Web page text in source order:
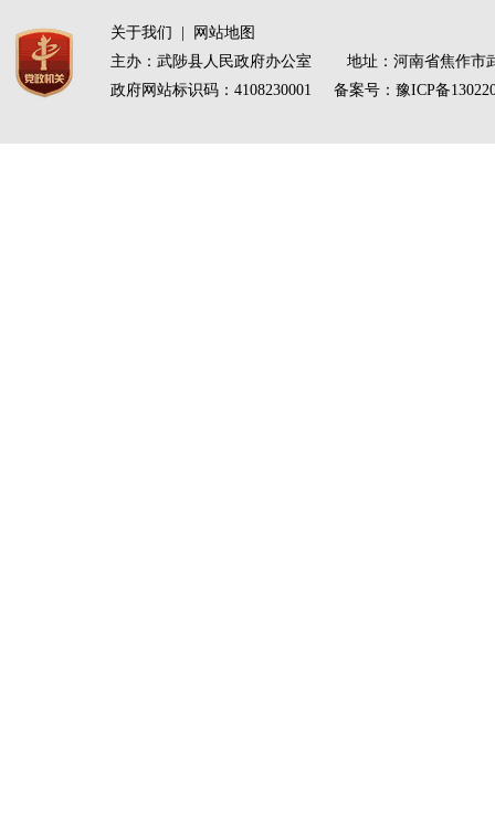
关于我们
网站地图
主办：武陟县人民政府办公室 地址：河南省焦作市
政府网站标识码：4108230001 备案号： 豫ICP备